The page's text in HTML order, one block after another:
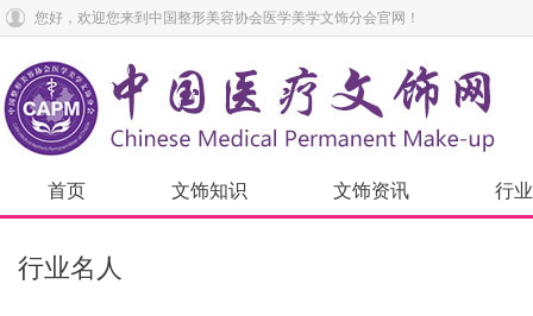
您好，欢迎您来到中国整形美容协会医学美学文饰分会官网！
首页 文饰知识 文饰资讯 行
行业名人